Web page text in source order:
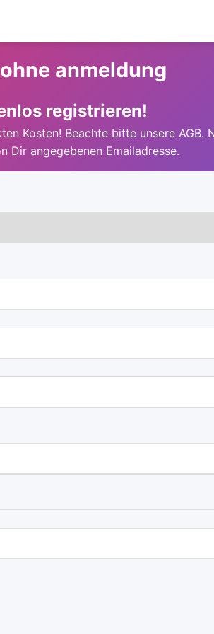
anmeldung
registrieren!
Kosten! Beachte bitte unsere
Dir angegebenen Emailadresse.